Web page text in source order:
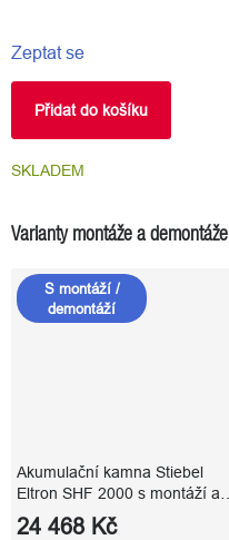
SKLADEM
Přidat do košíku
Zeptat se
Varianty montáže a demontáže
S montáží /
demontáží
Akumulační kamna Stiebel
Eltron SHF 2000 s montáží a
demontáží
24 468 Kč